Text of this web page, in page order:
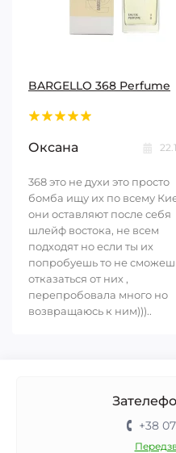
BARGELLO 368 Perfume
Оксана
368 это не духи это просто
бомба ищу их по всему
они оставляют после себя
шлейф востока, не всем
подходят но если ты их
попробуешь то не
отказаться от них ,
перепробовала много но
возвращаюсь к ним)))..
+38